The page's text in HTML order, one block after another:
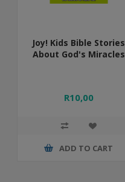
Joy! Kids Bible Stories
About God's Miracles
R10,00
ADD TO CART